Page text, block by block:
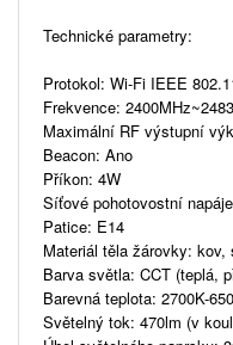
Technické parametry:
Protokol: Wi-Fi IEEE
Frekvence:
Maximální RF výstupní
Beacon: Ano
Příkon: 4W
Síťové pohotovostní
Patice: E14
Materiál těla žárovky: kov,
Barva světla: CCT (teplá,
Barevná teplota: 2700K-
Světelný tok: 470lm (v